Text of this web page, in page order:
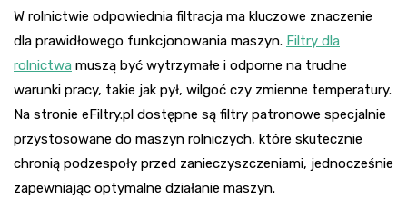
W rolnictwie odpowiednia filtracja ma kluczowe znaczenie
dla prawidłowego funkcjonowania maszyn. Filtry dla
rolnictwa muszą być wytrzymałe i odporne na trudne
warunki pracy, takie jak pył, wilgoć czy zmienne temperatury.
Na stronie eFiltry.pl dostępne są filtry patronowe specjalnie
przystosowane do maszyn rolniczych, które skutecznie
chronią podzespoły przed zanieczyszczeniami, jednocześnie
zapewniając optymalne działanie maszyn.